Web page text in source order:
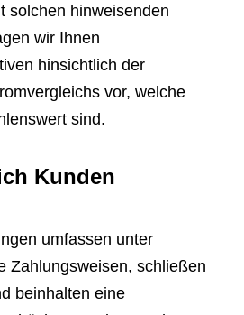
solchen hinweisenden
wir Ihnen
hinsichtlich der
vor, welche
sind.
Kunden
umfassen unter
Zahlungsweisen, schließen
beinhalten eine